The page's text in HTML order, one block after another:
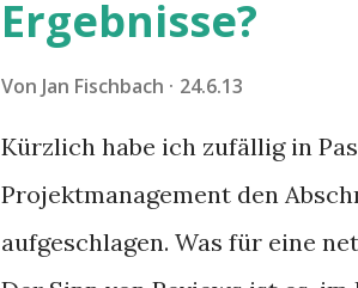
Ergebnisse?
Von Jan Fischbach 24.6.13
Kürzlich habe ich zufällig in
Projektmanagement den
aufgeschlagen. Was für eine